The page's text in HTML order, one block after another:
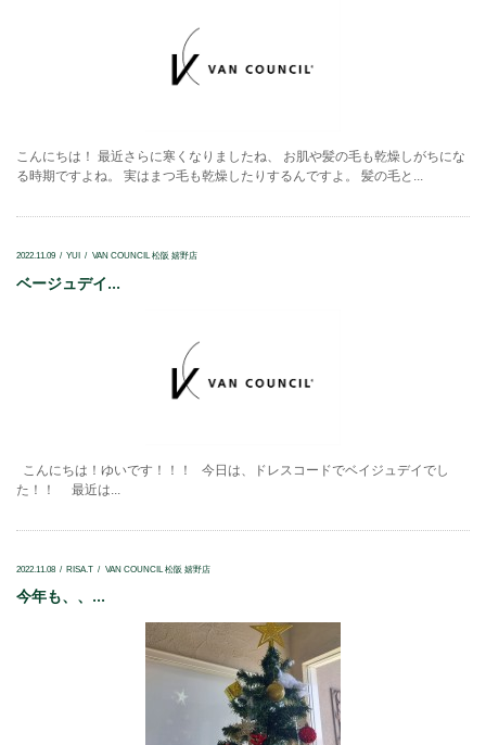
こんにちは！ 最近さらに寒くなりましたね、 お肌や髪の毛も乾燥しがちにな
る時期ですよね。 実はまつ毛も乾燥したりするんですよ。 髪の毛と...
2022.11.09 YUI VAN COUNCIL 松阪 嬉野店
ベージュデイ...
こんにちは！ゆいです！！！ 今日は、ドレスコードでベイジュデイでし
た！！ 最近は...
2022.11.08 RISA.T VAN COUNCIL 松阪 嬉野店
今年も、、...